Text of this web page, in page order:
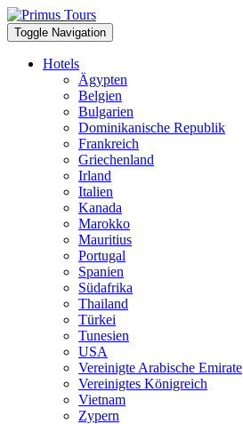
Toggle Navigation
Hotels
Ägypten
Belgien
Bulgarien
Dominikanische Republik
Frankreich
Griechenland
Irland
Italien
Kanada
Marokko
Mauritius
Portugal
Spanien
Südafrika
Thailand
Türkei
Tunesien
USA
Vereinigte Arabische Emirate
Vereinigtes Königreich
Vietnam
Zypern